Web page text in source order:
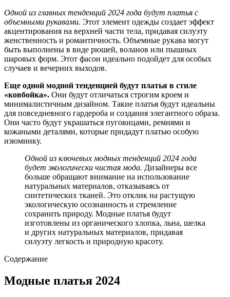
Одной из главных тенденций 2024 года будут платья с
объемными рукавами. Этот элемент одежды создает эффект
акцентирования на верхней части тела, придавая силуэту
женственность и романтичность. Объемные рукава могут
быть выполнены в виде рюшей, воланов или пышных
шаровых форм. Этот фасон идеально подойдет для особых
случаев и вечерних выходов.
Еще одной модной тенденцией будут платья в стиле
«ковбойка». Они будут отличаться строгим кроем и
минималистичным дизайном. Такие платья будут идеальны
для повседневного гардероба и создания элегантного образа.
Они часто будут украшаться пуговицами, ремнями и
кожаными деталями, которые придадут платью особую
изюминку.
Одной из ключевых модных тенденций 2024 года
будет экологически чистая мода. Дизайнеры все
больше обращают внимание на использование
натуральных материалов, отказываясь от
синтетических тканей. Это отклик на растущую
экологическую осознанность и стремление
сохранить природу. Модные платья будут
изготовлены из органического хлопка, льна, шелка
и других натуральных материалов, придавая
силуэту легкость и природную красоту.
Содержание
Модные платья 2024